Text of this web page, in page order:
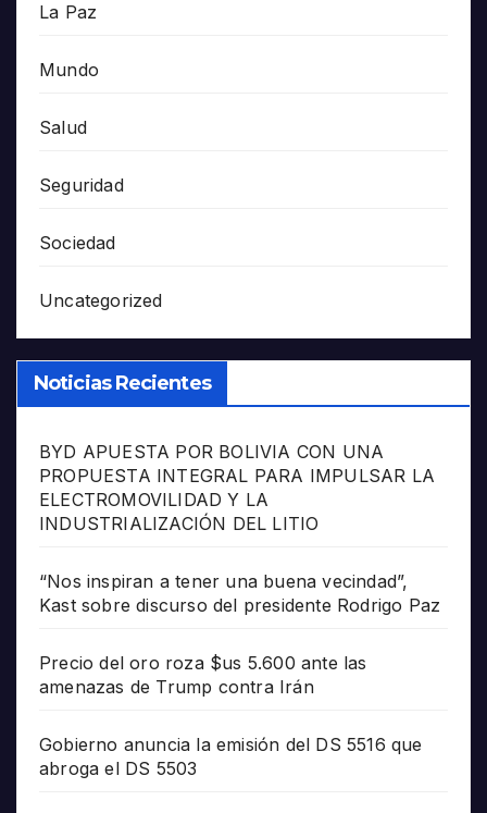
La Paz
Mundo
Salud
Seguridad
Sociedad
Uncategorized
Noticias Recientes
BYD APUESTA POR BOLIVIA CON UNA
PROPUESTA INTEGRAL PARA IMPULSAR LA
ELECTROMOVILIDAD Y LA
INDUSTRIALIZACIÓN DEL LITIO
“Nos inspiran a tener una buena vecindad”,
Kast sobre discurso del presidente Rodrigo Paz
Precio del oro roza $us 5.600 ante las
amenazas de Trump contra Irán
Gobierno anuncia la emisión del DS 5516 que
abroga el DS 5503